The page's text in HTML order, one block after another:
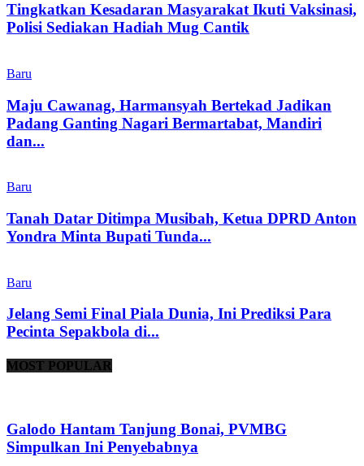
Tingkatkan Kesadaran Masyarakat Ikuti Vaksinasi,
Polisi Sediakan Hadiah Mug Cantik
Baru
Maju Cawanag, Harmansyah Bertekad Jadikan
Padang Ganting Nagari Bermartabat, Mandiri
dan...
Baru
Tanah Datar Ditimpa Musibah, Ketua DPRD Anton
Yondra Minta Bupati Tunda...
Baru
Jelang Semi Final Piala Dunia, Ini Prediksi Para
Pecinta Sepakbola di...
MOST POPULAR
Galodo Hantam Tanjung Bonai, PVMBG
Simpulkan Ini Penyebabnya